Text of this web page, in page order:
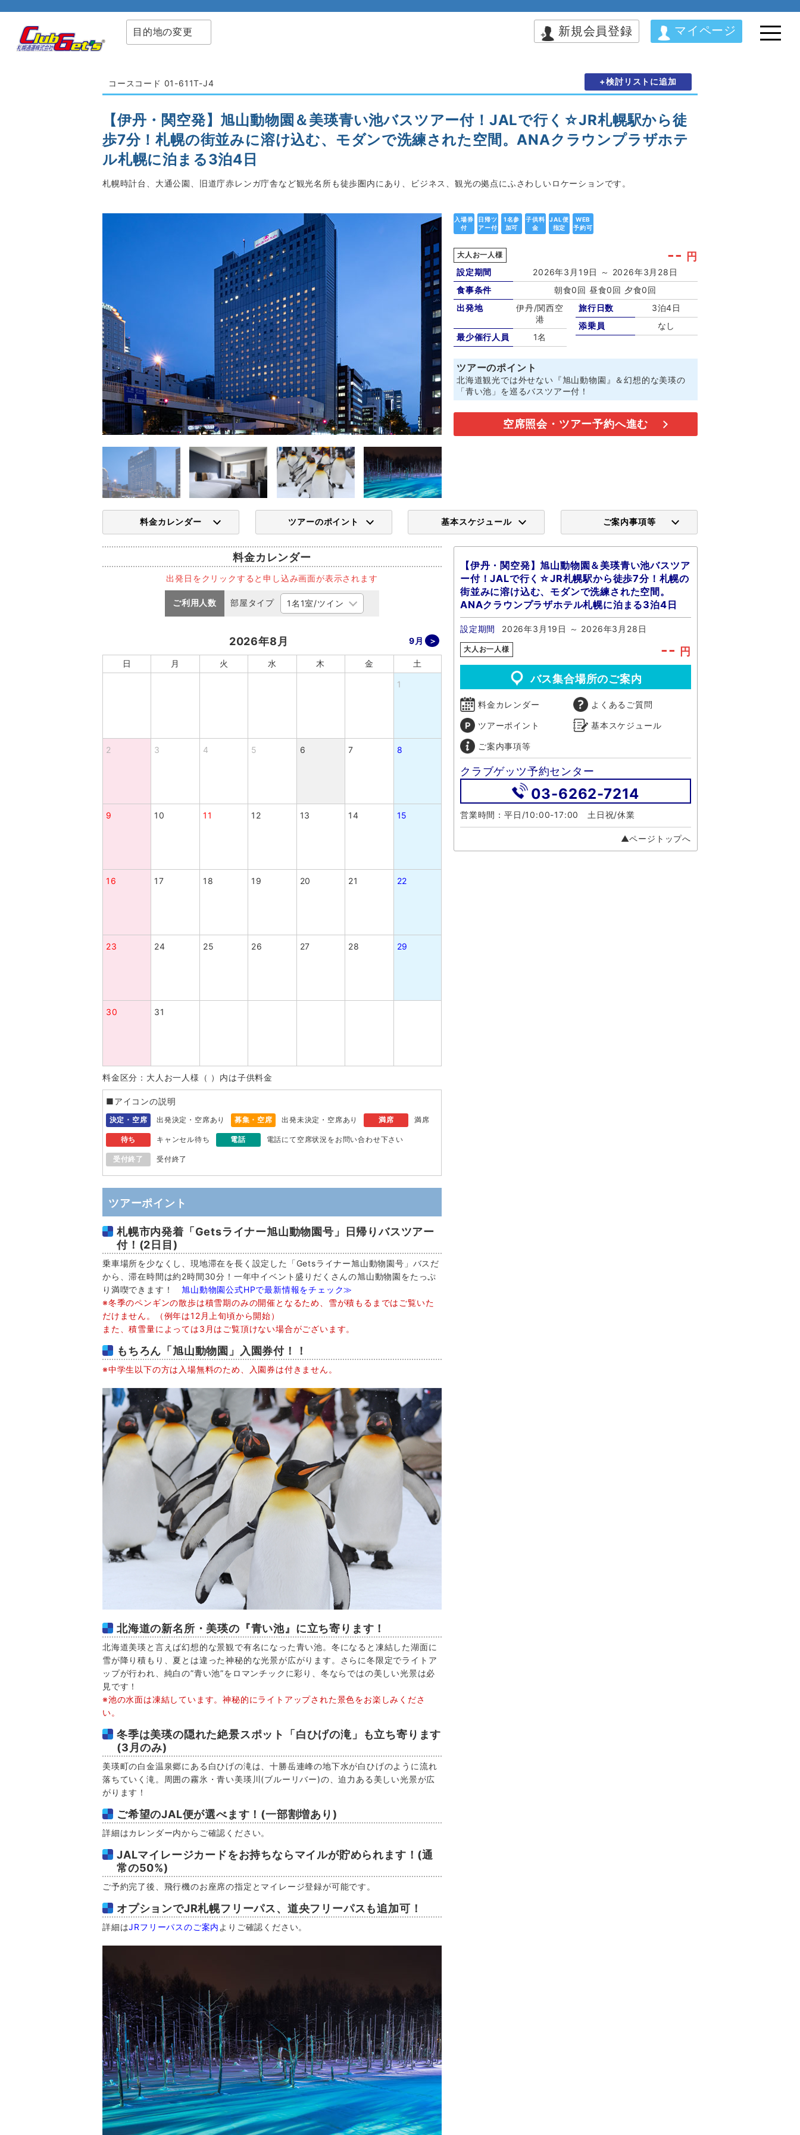
目的地の変更 新規会員登録 マイページ
コースコード 01-611T-J4 +検討リストに追加
【伊丹・関空発】旭山動物園＆美瑛青い池バスツアー付！JALで行く☆JR札幌駅から徒
歩7分！札幌の街並みに溶け込む、モダンで洗練された空間。ANAクラウンプラザホテ
ル札幌に泊まる3泊4日
札幌時計台、大通公園、旧道庁赤レンガ庁舎など観光名所も徒歩圏内にあり、ビジネス、観光の拠点にふさわしいロケーションです。
入場券
付
日帰ツ
アー付
1名参
加可
子供料
金
JAL便
指定
WEB
予約可
大人お一人様 -- 円
設定期間
2026年3月19日 ～ 2026年3月28日
食事条件
朝食0回 昼食0回 夕食0回
出発地
伊丹/関西空
港
最少催行人員
1名
旅行日数
3泊4日
添乗員
なし
ツアーのポイント
北海道観光では外せない『旭山動物園』＆幻想的な美瑛の
「青い池」を巡るバスツアー付！
空席照会・ツアー予約へ進む
料金カレンダー ツアーのポイント 基本スケジュール ご案内事項等
料金カレンダー
出発日をクリックすると申し込み画面が表示されます
ご利用人数 部屋タイプ
2026年8月 9月
日 月 火 水 木 金 土
1
2 3 4 5 6 7 8
9 10 11 12 13 14 15
16 17 18 19 20 21 22
23 24 25 26 27 28 29
30 31
料金区分：大人お一人様（ ）内は子供料金
■アイコンの説明
決定・空席 出発決定・空席あり 募集・空席 出発未決定・空席あり 満席 満席
待ち キャンセル待ち 電話 電話にて空席状況をお問い合わせ下さい
受付終了 受付終了
ツアーポイント
札幌市内発着「Getsライナー旭山動物園号」日帰りバスツアー
付！(2日目)
乗車場所を少なくし、現地滞在を長く設定した「Getsライナー旭山動物園号」バスだ
から、滞在時間は約2時間30分！一年中イベント盛りだくさんの旭山動物園をたっぷ
り満喫できます！旭山動物園公式HPで最新情報をチェック≫
※冬季のペンギンの散歩は積雪期のみの開催となるため、雪が積もるまではご覧いた
だけません。（例年は12月上旬頃から開始）
また、積雪量によっては3月はご覧頂けない場合がございます。
もちろん「旭山動物園」入園券付！！
※中学生以下の方は入場無料のため、入園券は付きません。
北海道の新名所・美瑛の『青い池』に立ち寄ります！
北海道美瑛と言えば幻想的な景観で有名になった青い池。冬になると凍結した湖面に
雪が降り積もり、夏とは違った神秘的な光景が広がります。さらに冬限定でライトア
ップが行われ、純白の”青い池”をロマンチックに彩り、冬ならではの美しい光景は必
見です！
※池の水面は凍結しています。神秘的にライトアップされた景色をお楽しみくださ
い。
冬季は美瑛の隠れた絶景スポット「白ひげの滝」も立ち寄ります
(3月のみ)
美瑛町の白金温泉郷にある白ひげの滝は、十勝岳連峰の地下水が白ひげのように流れ
落ちていく滝。周囲の霧氷・青い美瑛川(ブルーリバー)の、迫力ある美しい光景が広
がります！
ご希望のJAL便が選べます！(一部割増あり)
詳細はカレンダー内からご確認ください。
JALマイレージカードをお持ちならマイルが貯められます！(通
常の50%)
ご予約完了後、飛行機のお座席の指定とマイレージ登録が可能です。
オプションでJR札幌フリーパス、道央フリーパスも追加可！
詳細はJRフリーパスのご案内 よりご確認ください。
【伊丹・関空発】旭山動物園＆美瑛青い池バスツア
ー付！JALで行く☆JR札幌駅から徒歩7分！札幌の
街並みに溶け込む、モダンで洗練された空間。
ANAクラウンプラザホテル札幌に泊まる3泊4日
設定期間 2026年3月19日 ～ 2026年3月28日
大人お一人様 -- 円
バス集合場所のご案内
料金カレンダー よくあるご質問
ツアーポイント 基本スケジュール
ご案内事項等
クラブゲッツ予約センター
03-6262-7214
営業時間：平日/10:00-17:00 土日祝/休業
▲ページトップへ